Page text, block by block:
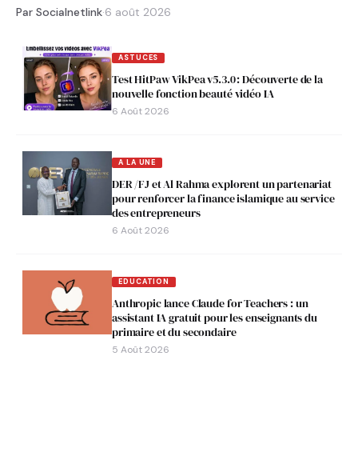
Par Socialnetlink·6 août 2026
ASTUCES
Test HitPaw VikPea v5.3.0 : Découverte de la
nouvelle fonction beauté vidéo IA
6 Août 2026
A LA UNE
DER /FJ et Al Rahma explorent un partenariat
pour renforcer la finance islamique au service
des entrepreneurs
6 Août 2026
EDUCATION
Anthropic lance Claude for Teachers : un
assistant IA gratuit pour les enseignants du
primaire et du secondaire
5 Août 2026